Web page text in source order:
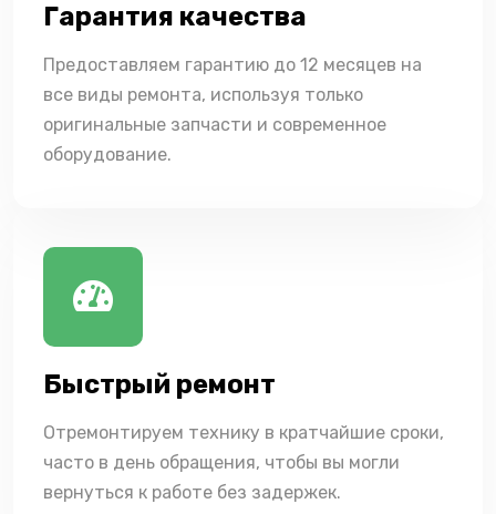
Гарантия качества
Предоставляем гарантию до 12 месяцев на
все виды ремонта, используя только
оригинальные запчасти и современное
оборудование.
Быстрый ремонт
Отремонтируем технику в кратчайшие сроки,
часто в день обращения, чтобы вы могли
вернуться к работе без задержек.